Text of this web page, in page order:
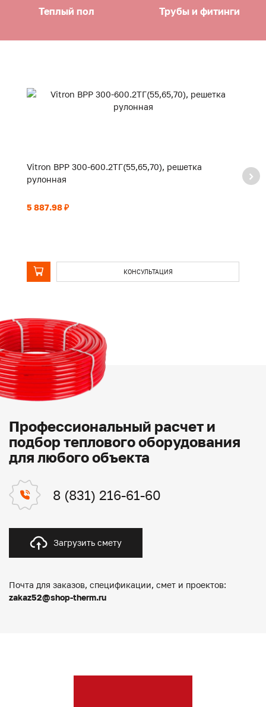
Теплый пол Трубы и фитинги
Vitron ВРР 300-600.2ТГ(55,65,70), решетка
рулонная
5 887.98 ₽
КОНСУЛЬТАЦИЯ
Профессиональный расчет и
подбор теплового оборудования
для любого объекта
8 (831) 216-61-60
Загрузить смету
Почта для заказов, спецификации, смет и проектов:
zakaz52@shop-therm.ru